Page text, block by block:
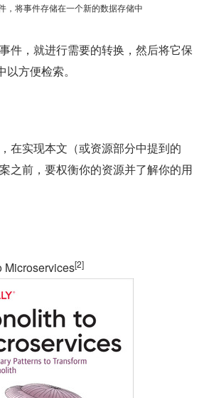
，将事件存储在一个新的数据存储中
件，就进行需要的转换，然后将它保
方便检索。
在实现本文（或资源部分中提到的
之前，要权衡你的资源并了解你的用
Microservices[2]